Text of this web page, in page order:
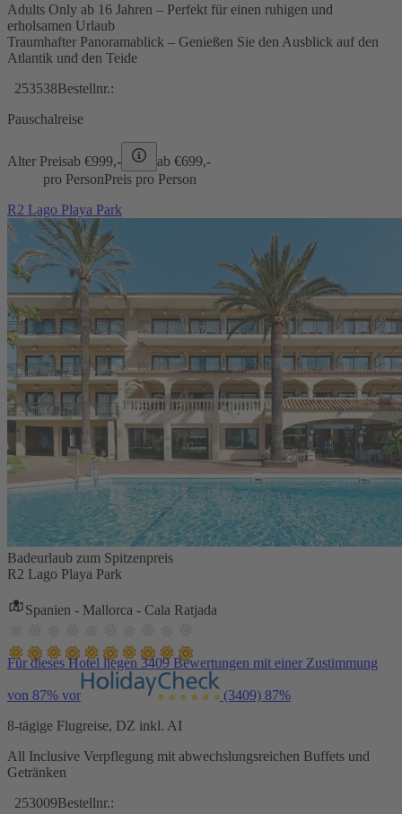
Adults Only ab 16 Jahren – Perfekt für einen ruhigen und
erholsamen Urlaub
Traumhafter Panoramablick – Genießen Sie den Ausblick auf den
Atlantik und den Teide
253538Bestellnr.:
Pauschalreise
Alter Preisab €999,- ab €699,-
pro PersonPreis pro Person
R2 Lago Playa Park
Badeurlaub zum Spitzenpreis
R2 Lago Playa Park
Spanien - Mallorca - Cala Ratjada
Für dieses Hotel liegen 3409 Bewertungen mit einer Zustimmung
von 87% vor (3409) 87%
8-tägige Flugreise, DZ inkl. AI
All Inclusive Verpflegung mit abwechslungsreichen Buffets und
Getränken
253009Bestellnr.: